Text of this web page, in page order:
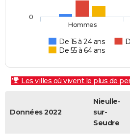
De 15 à 24 ans
De 55 à 64 ans
Hommes
0
Les villes où vivent le plus de
Données 2022
Nieulle-
sur-
Seudre